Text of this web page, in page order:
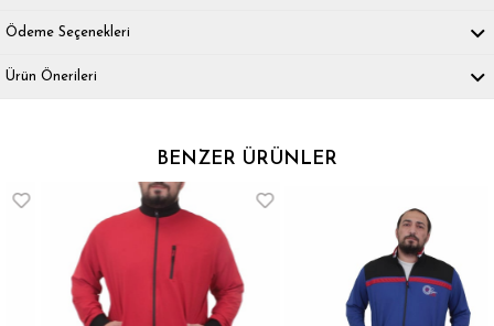
Ödeme Seçenekleri
Ürün Önerileri
BENZER ÜRÜNLER